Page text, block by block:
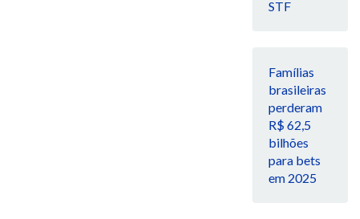
STF
Famílias
brasileiras
perderam
R$ 62,5
bilhões
para bets
em 2025